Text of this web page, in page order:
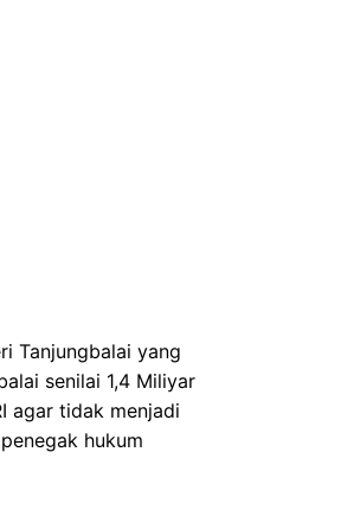
Tanjungbalai yang
senilai 1,4 Miliyar
agar tidak menjadi
hukum